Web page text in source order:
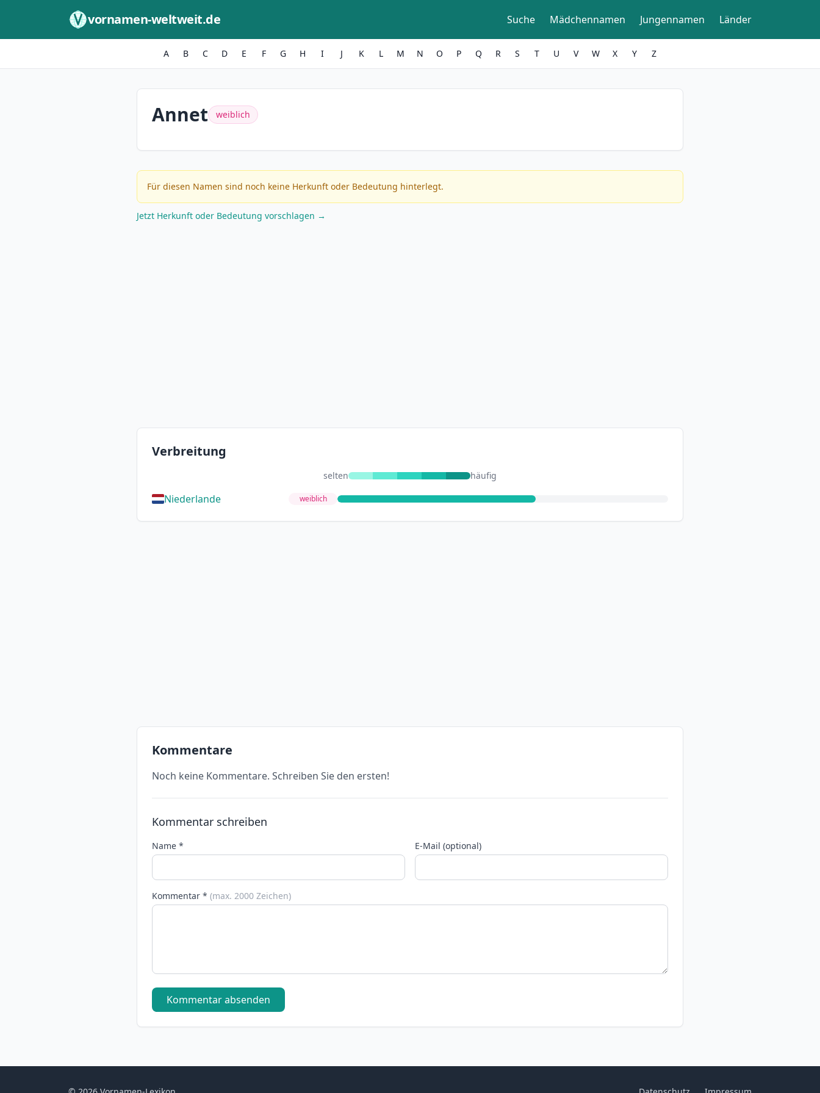
vornamen-weltweit.de Suche Mädchennamen Jungennamen Länder
A B C D E F G H I J K L M N O P Q R S T U V W X Y Z
Annet weiblich
Für diesen Namen sind noch keine Herkunft oder Bedeutung hinterlegt.
Jetzt Herkunft oder Bedeutung vorschlagen →
Verbreitung
selten häufig
Niederlande weiblich
Kommentare
Noch keine Kommentare. Schreiben Sie den ersten!
Kommentar schreiben
Name * E-Mail (optional)
Kommentar * (max. 2000 Zeichen)
Kommentar absenden